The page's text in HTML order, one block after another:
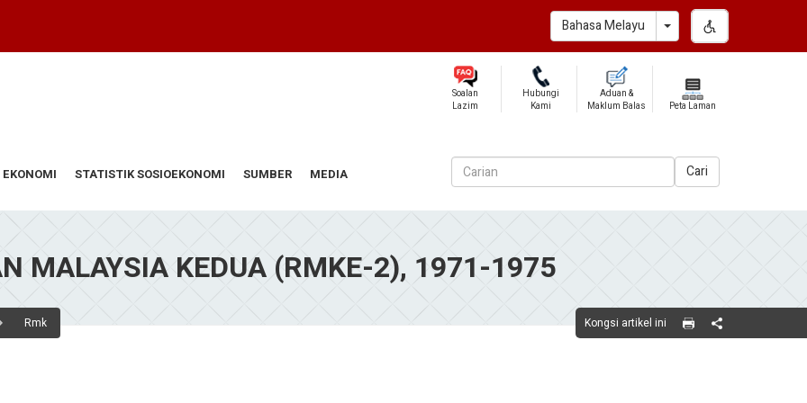
Bahasa Melayu Toggle Dropdown
Soalan
Lazim
Hubungi
Kami
Aduan &
Maklum Balas
Peta Laman
STATISTIK SOSIOEKONOMI SUMBER MEDIA Cari
MALAYSIA KEDUA (RMKE-2), 1971-1975
Rmk Kongsi artikel ini
Share